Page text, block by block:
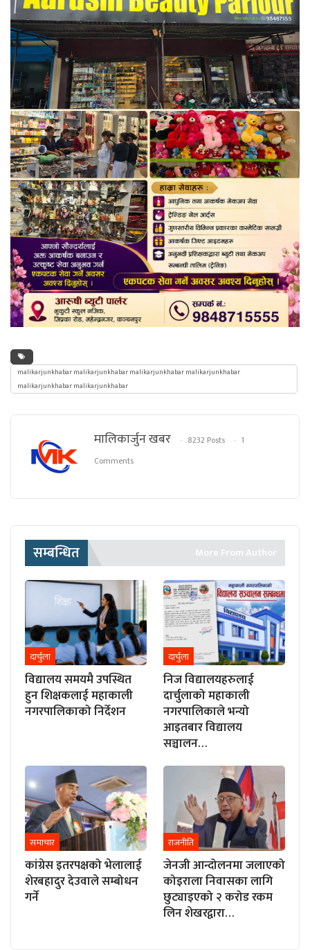
malikarjunkhabar malikarjunkhabar malikarjunkhabar malikarjunkhabar
malikarjunkhabar malikarjunkhabar
मालिकार्जुन खबर 8232 Posts
1
Comments
सम्बन्धित More From Author
दार्चुला
विद्यालय समयमै उपस्थित
हुन शिक्षकलाई महाकाली
नगरपालिकाको निर्देशन
दार्चुला
निज विद्यालयहरुलाई
दार्चुलाको महाकाली
नगरपालिकाले भन्यो
आइतबार विद्यालय
सञ्चालन…
समाचार
कांग्रेस इतरपक्षको भेलालाई
शेरबहादुर देउवाले सम्बोधन
गर्ने
राजनीति
जेनजी आन्दोलनमा जलाएको
कोइराला निवासका लागि
छुट्याइएको २ करोड रकम
लिन शेखरद्वारा…